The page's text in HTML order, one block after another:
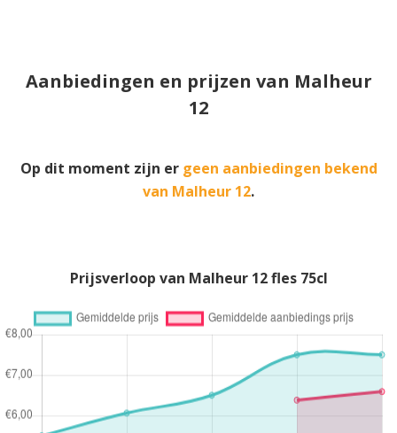
Aanbiedingen en prijzen van Malheur
12
Op dit moment zijn er geen aanbiedingen bekend
van Malheur 12.
Prijsverloop van Malheur 12 fles 75cl